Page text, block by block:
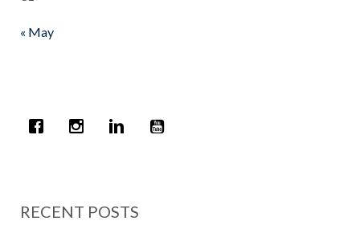
« May
RECENT POSTS